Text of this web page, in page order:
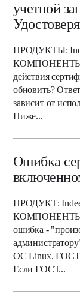
учетной
ПРОДУКТЫ:
КОМПОНЕНТЫ:
действия
обновить?
зависит от
Ниже...
Ошибка
ПРОДУКТ:
КОМПОНЕНТЫ:
ошибка -
ОС Linux. ГОСТ
Если ГОСТ...